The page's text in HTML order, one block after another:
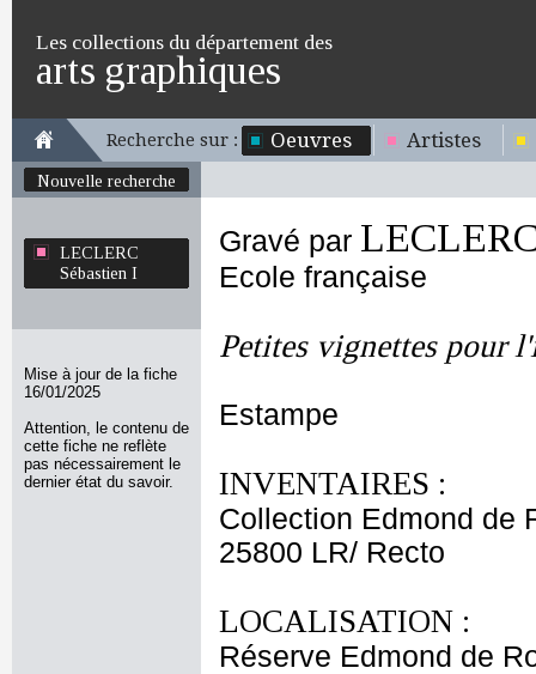
Les collections du département des
arts graphiques
Recherche sur : Oeuvres Artistes
Nouvelle recherche
LECLERC
Sébastien I
Mise à jour de la fiche
16/01/2025
Attention, le contenu de
cette fiche ne reflète
pas nécessairement le
dernier état du savoir.
Gravé par
Ecole française
Petites vignettes pour
Estampe
INVENTAIRES :
Collection Edmond de
25800 LR/ Recto
LOCALISATION :
Réserve Edmond de